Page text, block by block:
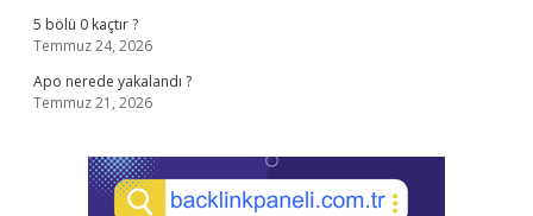
5 bölü 0 kaçtır ?
Temmuz 24, 2026
Apo nerede yakalandı ?
Temmuz 21, 2026